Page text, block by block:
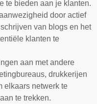
te bieden aan je klanten.
door actief
van blogs en het
klanten te
aan met andere
drukkerijen
elkaars netwerk te
te trekken.